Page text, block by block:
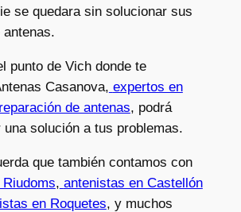
se quedara sin solucionar sus
antenas.
punto de Vich donde te
Casanova, expertos en
de antenas, podrá
una solución a tus problemas.
que también contamos con
, antenistas en Castellón
en Roquetes, y muchos